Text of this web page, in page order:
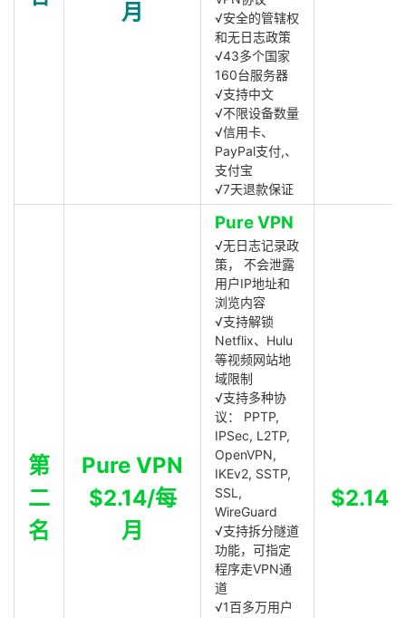
月
√安全的管辖权
和无日志政策
√43多个国家
160台服务器
√支持中文
√不限设备数量
√信用卡、
PayPal支付,、
支付宝
√7天退款保证
第
二
名
Pure VPN
$2.14/每
月
Pure VPN
√无日志记录政
策， 不会泄露
用户IP地址和
浏览内容
√支持解锁
Netflix、Hulu
等视频网站地
域限制
√支持多种协
议： PPTP,
IPSec, L2TP,
OpenVPN,
IKEv2, SSTP,
SSL,
WireGuard
√支持拆分隧道
功能，可指定
程序走VPN通
道
√1百多万用户
$2.14